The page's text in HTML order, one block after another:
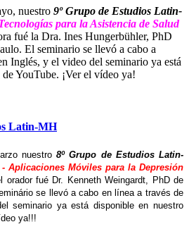
nuestro 9º Grupo de Estudios Latin-
para la Asistencia de Salud
fué la Dra. Ines Hungerbühler, PhD
El seminario se llevó a cabo a
Inglés, y el video del seminario ya está
YouTube. ¡Ver el vídeo ya!
Latin-MH
nuestro8º Grupo de Estudios Latin-
Aplicaciones Móviles para la Depresión
fué Dr. Kenneth Weingardt, PhD de
se llevó a cabo en línea a través de
seminario ya está disponible en nuestro
ya!!!